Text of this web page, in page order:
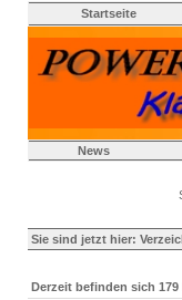
Startseite
News
Sie sind jetzt hier:
Derzeit befinden sich